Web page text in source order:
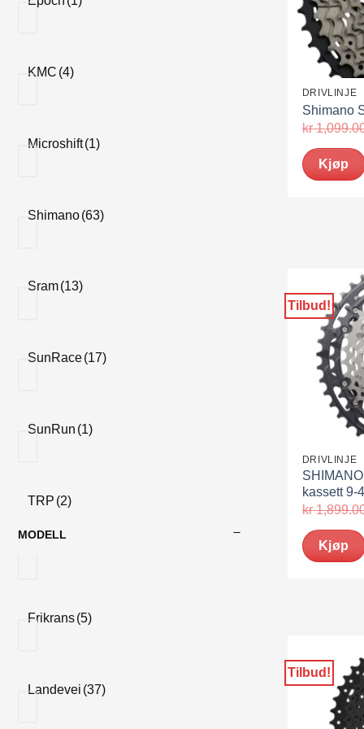
KMC (4)
Microshift(1)
Shimano(63)
Sram(13)
SunRace(17)
SunRun (1)
TRP (2)
MODELL
Frikrans(5)
Landevei (37)
DRIVLINJE
Shimano
kr
Kjøp
Tilbud!
DRIVLINJE
kassett 9-
kr
Kjøp
Tilbud!